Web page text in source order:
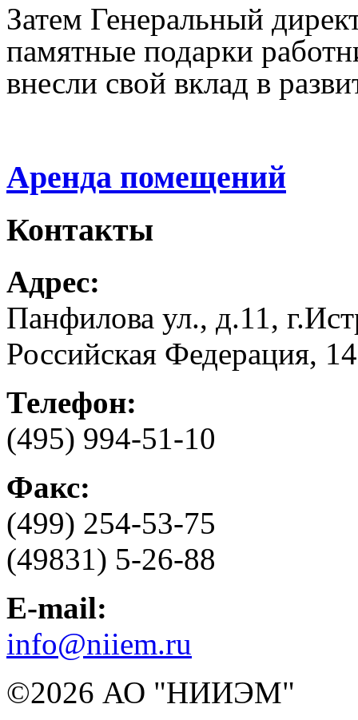
Затем Генеральный
памятные подарки
внесли свой вклад в
Аренда помещений
Контакты
Адрес:
Панфилова ул., д.11,
Российская Федерация,
Телефон:
(495) 994-51-10
Факс:
(499) 254-53-75
(49831) 5-26-88
E-mail:
info@niiem.ru
©2026 АО "НИИЭМ"